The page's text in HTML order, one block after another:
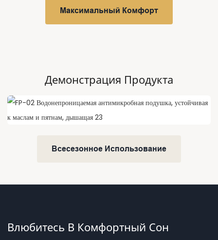
Максимальный Комфорт
Демонстрация Продукта
Всесезонное Использование
Влюбитесь В Комфортный Сон